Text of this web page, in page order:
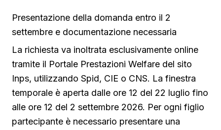
Presentazione della domanda entro il 2
settembre e documentazione necessaria
La richiesta va inoltrata esclusivamente online
tramite il Portale Prestazioni Welfare del sito
Inps, utilizzando Spid, CIE o CNS. La finestra
temporale è aperta dalle ore 12 del 22 luglio fino
alle ore 12 del 2 settembre 2026. Per ogni figlio
partecipante è necessario presentare una